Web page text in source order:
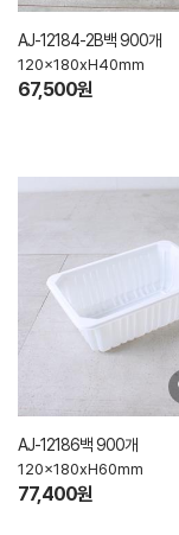
AJ-12184-2B백 900개
120x180xH40mm
67,500원
AJ-12186백 900개
120x180xH60mm
77,400원